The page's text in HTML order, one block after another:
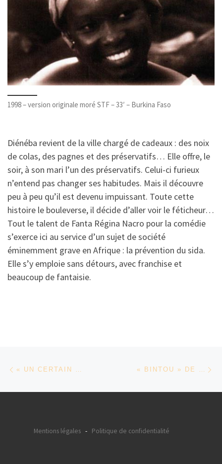
1998 – version originale moré STF – 33′ – Burkina Faso
Diénéba revient de la ville chargé de cadeaux : des noix
de colas, des pagnes et des préservatifs… Elle offre, le
soir, à son mari l’un des préservatifs. Celui-ci furieux
n’entend pas changer ses habitudes. Mais il découvre
peu à peu qu’il est devenu impuissant. Toute cette
histoire le bouleverse, il décide d’aller voir le féticheur…
Tout le talent de Fanta Régina Nacro pour la comédie
s’exerce ici au service d’un sujet de société
éminemment grave en Afrique : la prévention du sida.
Elle s’y emploie sans détours, avec franchise et
beaucoup de fantaisie.
Parcourir les articles
Mentions légales- Politique de confidentialité